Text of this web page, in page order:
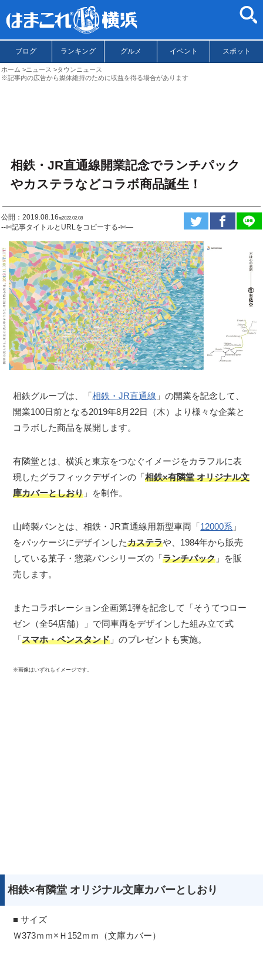
ブログ ランキング グルメ イベント スポット
ホーム ニュース
タウンニュース
※記事内の広告から媒体維持のために収益を得る場合があります
相鉄・JR直通線開業記念でランチパック
やカステラなどコラボ商品誕生！
公開：2019.08.16ಇ2022.02.08
--✄記事タイトルとURLをコピーする-✄—
相鉄グループは、「相鉄・JR直通線 」の開業を記念して、
開業100日前となる2019年8月22日（木）より様々な企業と
コラボした商品を展開します。
有隣堂とは、横浜と東京をつなぐイメージをカラフルに表
現したグラフィックデザインの「相鉄×有隣堂 オリジナル文
庫カバーとしおり 」を制作。
山崎製パンとは、相鉄・JR直通線用新型車両「12000系 」
をパッケージにデザインしたカステラや、1984年から販売
している菓子・惣菜パンシリーズの「ランチパック 」を販
売します。
またコラボレーション企画第1弾を記念して「そうてつロー
ゼン（全54店舗）」で同車両をデザインした組み立て式
「スマホ・ペンスタンド 」のプレゼントも実施。
※画像はいずれもイメージです。
相鉄×有隣堂 オリジナル文庫カバーとしおり
■ サイズ
Ｗ373ｍｍ×Ｈ152ｍｍ（文庫カバー）